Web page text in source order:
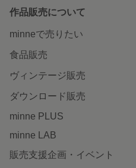
作品販売について
minneで売りたい
食品販売
ヴィンテージ販売
ダウンロード販売
minne PLUS
minne LAB
販売支援企画・イベント